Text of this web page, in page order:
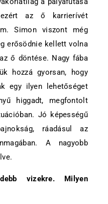
az ő karrierívét
Simon viszont még
erősödnie kellett volna
ő döntése. Nagy fába
hozzá gyorsan, hogy
egy ilyen lehetőséget
higgadt, megfontolt
Jó képességű
ráadásul az
A nagyobb
vizekre. Milyen